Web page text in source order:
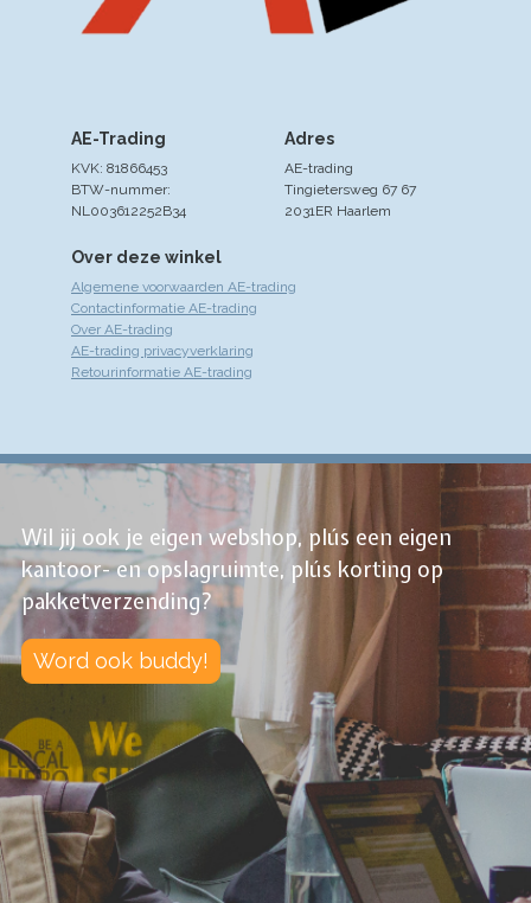
Over deze winkel
Algemene voorwaarden AE-trading
Contactinformatie AE-trading
Over AE-trading
AE-trading privacyverklaring
Retourinformatie AE-trading
Adres
AE-trading
Tingietersweg 67 67
2031ER Haarlem
AE-Trading
KVK: 81866453
BTW-nummer:
NL003612252B34
Wil jij ook je eigen webshop, plús een eigen
kantoor- en opslagruimte, plús korting op
pakketverzending?
Word ook buddy!